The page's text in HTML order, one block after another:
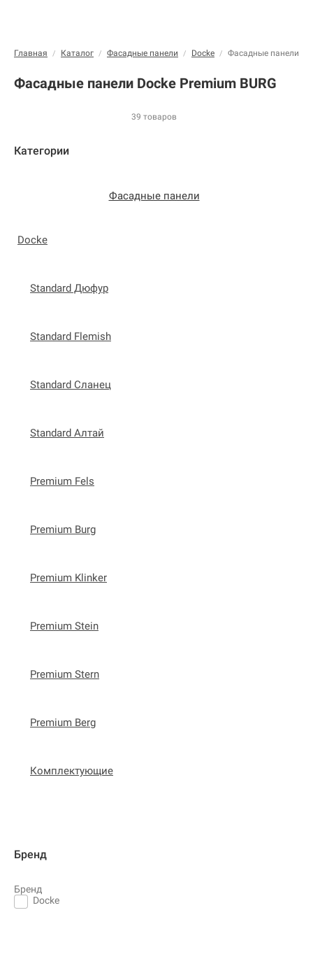
Главная / Каталог / Фасадные панели / Docke / Фасадные панели
Фасадные панели Docke Premium BURG
39 товаров
Категории
Фасадные панели
Docke
Standard Дюфур
Standard Flemish
Standard Сланец
Standard Алтай
Premium Fels
Premium Burg
Premium Klinker
Premium Stein
Premium Stern
Premium Berg
Комплектующие
Бренд
Бренд
Docke